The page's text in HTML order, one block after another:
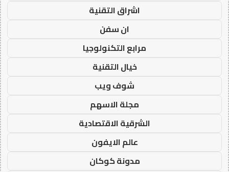
اشراق التقنية
ان سفن
مرابع التكنولوجيا
خيال التقنية
شوف ويب
مجلة الاسهم
الشرقية الاقتصادية
عالم الايفون
مدونة كوكان